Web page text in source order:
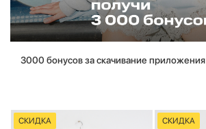
3000 бонусов за скачивание приложения
СКИДКА СКИДКА